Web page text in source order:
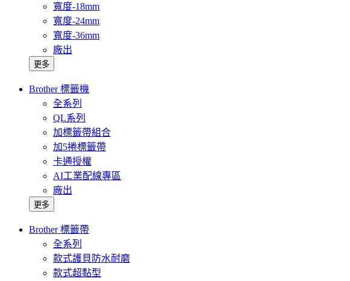
寬度-18mm
寬度-24mm
寬度-36mm
廠出
更多
Brother 標籤機
全系列
QL系列
加標籤帶組合
加5捲標籤帶
卡通授權
AI工業配線專區
廠出
更多
Brother 標籤帶
全系列
款式護貝防水耐磨
款式超黏型